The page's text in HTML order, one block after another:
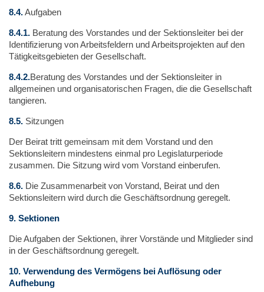
8.4.Aufgaben
8.4.1. Beratung des Vorstandes und der Sektionsleiter bei der
Identifizierung von Arbeitsfeldern und Arbeitsprojekten auf den
Tätigkeitsgebieten der Gesellschaft.
8.4.2.Beratung des Vorstandes und der Sektionsleiter in
allgemeinen und organisatorischen Fragen, die die Gesellschaft
tangieren.
8.5. Sitzungen
Der Beirat tritt gemeinsam mit dem Vorstand und den
Sektionsleitern mindestens einmal pro Legislaturperiode
zusammen. Die Sitzung wird vom Vorstand einberufen.
8.6. Die Zusammenarbeit von Vorstand, Beirat und den
Sektionsleitern wird durch die Geschäftsordnung geregelt.
9. Sektionen
Die Aufgaben der Sektionen, ihrer Vorstände und Mitglieder sind
in der Geschäftsordnung geregelt.
10. Verwendung des Vermögens bei Auflösung oder
Aufhebung